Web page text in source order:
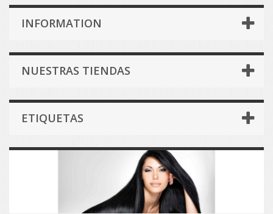
INFORMATION
NUESTRAS TIENDAS
ETIQUETAS